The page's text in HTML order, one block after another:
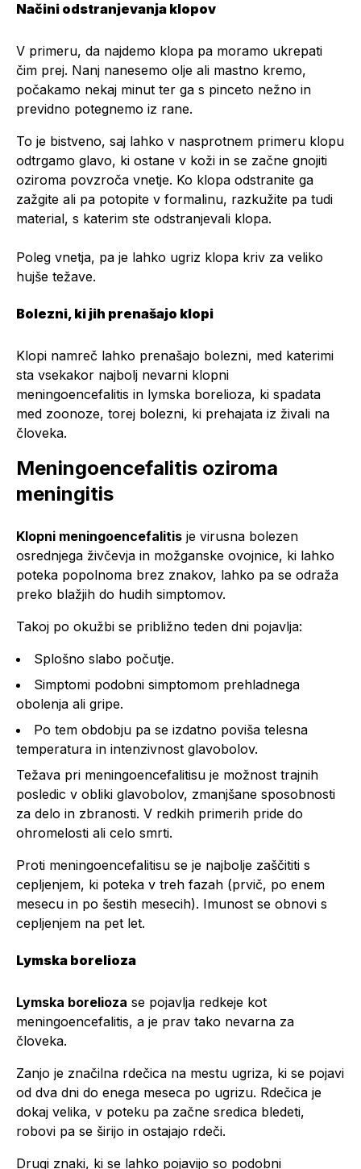
Načini odstranjevanja klopov
V primeru, da najdemo klopa pa moramo ukrepati
čim prej. Nanj nanesemo olje ali mastno kremo,
počakamo nekaj minut ter ga s pinceto nežno in
previdno potegnemo iz rane.
To je bistveno, saj lahko v nasprotnem primeru klopu
odtrgamo glavo, ki ostane v koži in se začne gnojiti
oziroma povzroča vnetje. Ko klopa odstranite ga
zažgite ali pa potopite v formalinu, razkužite pa tudi
material, s katerim ste odstranjevali klopa.
Poleg vnetja, pa je lahko ugriz klopa kriv za veliko
hujše težave.
Bolezni, ki jih prenašajo klopi
Klopi namreč lahko prenašajo bolezni, med katerimi
sta vsekakor najbolj nevarni klopni
meningoencefalitis in lymska borelioza, ki spadata
med zoonoze, torej bolezni, ki prehajata iz živali na
človeka.
Meningoencefalitis oziroma
meningitis
Klopni meningoencefalitis je virusna bolezen
osrednjega živčevja in možganske ovojnice, ki lahko
poteka popolnoma brez znakov, lahko pa se odraža
preko blažjih do hudih simptomov.
Takoj po okužbi se približno teden dni pojavlja:
Splošno slabo počutje.
Simptomi podobni simptomom prehladnega
obolenja ali gripe.
Po tem obdobju pa se izdatno poviša telesna
temperatura in intenzivnost glavobolov.
Težava pri meningoencefalitisu je možnost trajnih
posledic v obliki glavobolov, zmanjšane sposobnosti
za delo in zbranosti. V redkih primerih pride do
ohromelosti ali celo smrti.
Proti meningoencefalitisu se je najbolje zaščititi s
cepljenjem, ki poteka v treh fazah (prvič, po enem
mesecu in po šestih mesecih). Imunost se obnovi s
cepljenjem na pet let.
Lymska borelioza
Lymska borelioza se pojavlja redkeje kot
meningoencefalitis, a je prav tako nevarna za
človeka.
Zanjo je značilna rdečica na mestu ugriza, ki se pojavi
od dva dni do enega meseca po ugrizu. Rdečica je
dokaj velika, v poteku pa začne sredica bledeti,
robovi pa se širijo in ostajajo rdeči.
Drugi znaki, ki se lahko pojavijo so podobni